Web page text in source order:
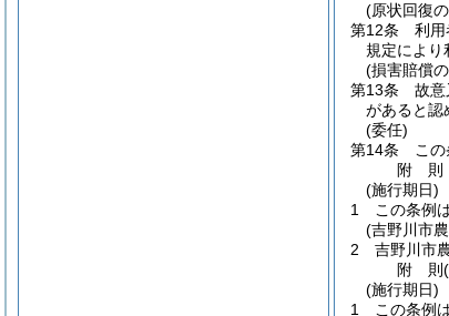
(原状回復
第12条
利用
規定により
(損害賠償
第13条
故意
があると認
(委任)
第14条
こ
附 則
(施行期日)
1
この条例
(吉野川市
2
吉野川市
附 則
(施行期日)
1
この条例